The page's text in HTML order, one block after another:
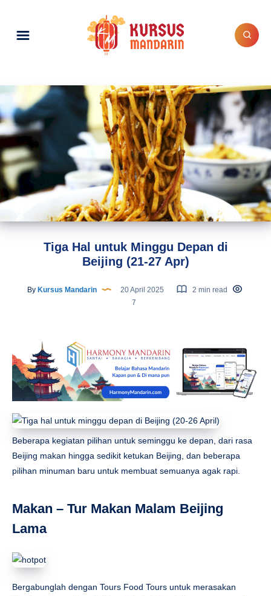
Tiga Hal untuk Minggu Depan di
Beijing (21-27 Apr)
By Kursus Mandarin 20 April 2025
2 min read
7
Beberapa kegiatan pilihan untuk seminggu ke depan, dari rasa
Beijing makan hingga sedikit ketukan Beijing, dan beberapa
pilihan minuman baru untuk membuat semuanya agak rapi.
Makan – Tur Makan Malam Beijing
Lama
Bergabunglah dengan Tours Food Tours untuk merasakan